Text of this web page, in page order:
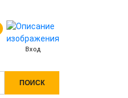
Вход
ПОИСК